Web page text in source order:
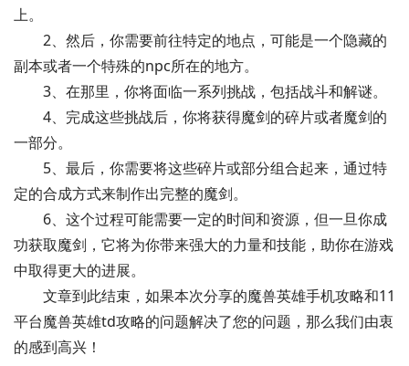
上。
2、然后，你需要前往特定的地点，可能是一个隐藏的
副本或者一个特殊的npc所在的地方。
3、在那里，你将面临一系列挑战，包括战斗和解谜。
4、完成这些挑战后，你将获得魔剑的碎片或者魔剑的
一部分。
5、最后，你需要将这些碎片或部分组合起来，通过特
定的合成方式来制作出完整的魔剑。
6、这个过程可能需要一定的时间和资源，但一旦你成
功获取魔剑，它将为你带来强大的力量和技能，助你在游戏
中取得更大的进展。
文章到此结束，如果本次分享的魔兽英雄手机攻略和11
平台魔兽英雄td攻略的问题解决了您的问题，那么我们由衷
的感到高兴！